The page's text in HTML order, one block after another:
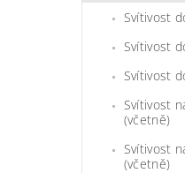
Svítivost
Svítivost
Svítivost
Svítivost
(včetně)
Svítivost
(včetně)